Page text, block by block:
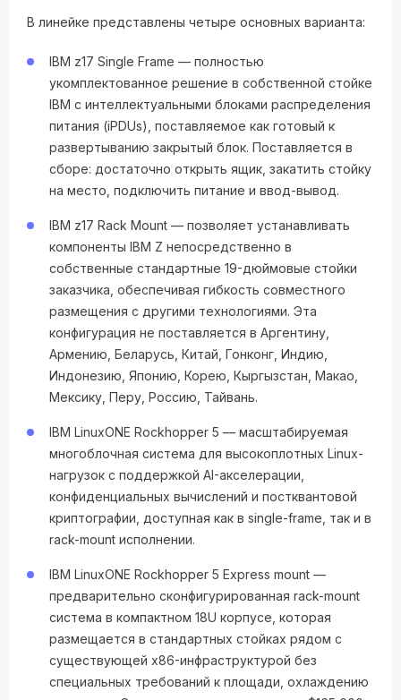
В линейке представлены четыре основных варианта:
IBM z17 Single Frame — полностью
укомплектованное решение в собственной стойке
IBM с интеллектуальными блоками распределения
питания (iPDUs), поставляемое как готовый к
развертыванию закрытый блок. Поставляется в
сборе: достаточно открыть ящик, закатить стойку
на место, подключить питание и ввод-вывод.
IBM z17 Rack Mount — позволяет устанавливать
компоненты IBM Z непосредственно в
собственные стандартные 19-дюймовые стойки
заказчика, обеспечивая гибкость совместного
размещения с другими технологиями. Эта
конфигурация не поставляется в Аргентину,
Армению, Беларусь, Китай, Гонконг, Индию,
Индонезию, Японию, Корею, Кыргызстан, Макао,
Мексику, Перу, Россию, Тайвань.
IBM LinuxONE Rockhopper 5 — масштабируемая
многоблочная система для высокоплотных Linux-
нагрузок с поддержкой AI-акселерации,
конфиденциальных вычислений и постквантовой
криптографии, доступная как в single-frame, так и в
rack-mount исполнении.
IBM LinuxONE Rockhopper 5 Express mount —
предварительно сконфигурированная rack-mount
система в компактном 18U корпусе, которая
размещается в стандартных стойках рядом с
существующей x86-инфраструктурой без
специальных требований к площади, охлаждению